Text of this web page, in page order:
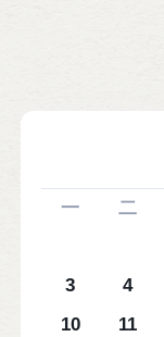
一 二
3
4
10
11